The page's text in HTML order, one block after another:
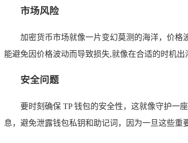
市场风险
加密货币市场就像一片变幻莫测的海洋，价
能避免因价格波动而导致损失,就像在合适的时机出
安全问题
要时刻确保 TP 钱包的安全性，这就像守护一
息，避免泄露钱包私钥和助记词，因为一旦这些重